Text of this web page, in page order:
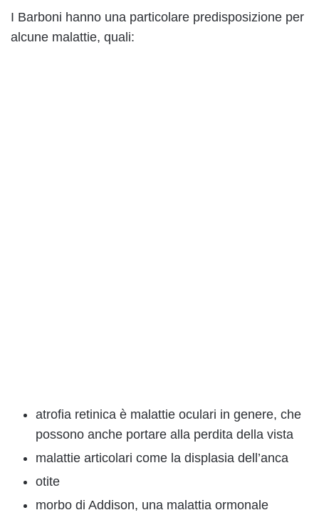
I Barboni hanno una particolare predisposizione per
alcune malattie, quali:
atrofia retinica è malattie oculari in genere, che
possono anche portare alla perdita della vista
malattie articolari come la displasia dell’anca
otite
morbo di Addison, una malattia ormonale